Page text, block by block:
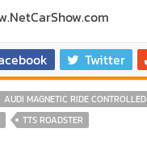
Twitter
AUDI MAGNETIC RIDE CONTROLLED
TTS ROADSTER